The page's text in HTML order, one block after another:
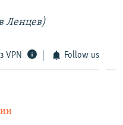
Ленцев)
VPN Follow us